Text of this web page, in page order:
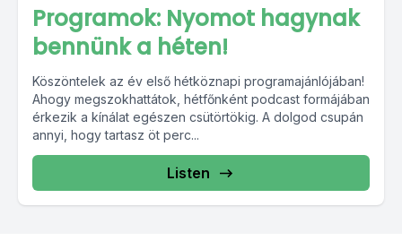
Programok: Nyomot hagynak
bennünk a héten!
Köszöntelek az év első hétköznapi programajánlójában!
Ahogy megszokhattátok, hétfőnként podcast formájában
érkezik a kínálat egészen csütörtökig. A dolgod csupán
annyi, hogy tartasz öt perc...
Listen